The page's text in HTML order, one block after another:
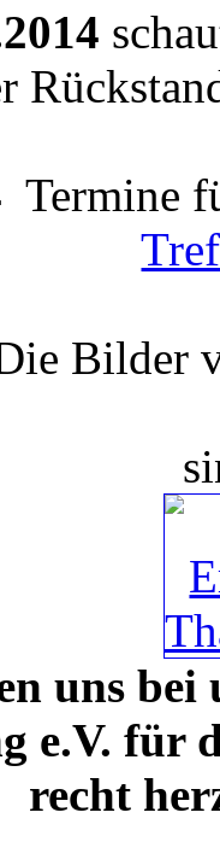
Termine
Bilder
uns bei
e.V. für
recht